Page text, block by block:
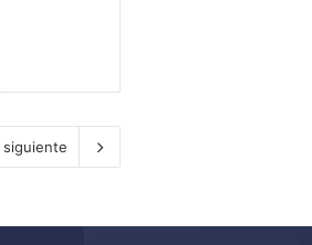
siguiente